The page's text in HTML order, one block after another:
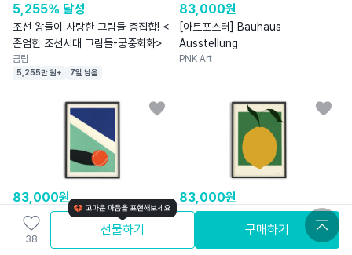
5,255% 달성
조선 왕들이 사랑한 그림들 총집합! <
존엄한 조선시대 그림들-궁중회화>
금림
5,255만 원+ 7일 남음
83,000원
[아트포스터] Bauhaus
Ausstellung
PNK Art
83,000원
[아트포스터] Rosi Feist 작가,
Tennis
83,000원
[아트포스터] Anna Mörner 작가,
PNK Art
38
선물하기 구매하기